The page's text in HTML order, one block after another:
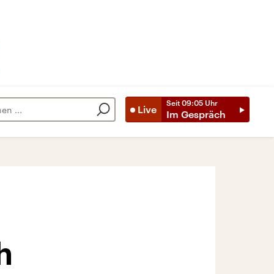
Live
Seit 09:05 Uhr
Im Gespräch